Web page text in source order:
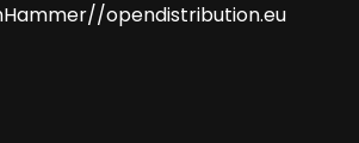
opendistribution.eu